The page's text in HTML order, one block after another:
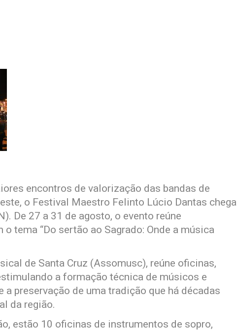
encontros de valorização das bandas de
o Festival Maestro Felinto Lúcio Dantas chega
De 27 a 31 de agosto, o evento reúne
tema “Do sertão ao Sagrado: Onde a música
de Santa Cruz (Assomusc), reúne oficinas,
a formação técnica de músicos e
a preservação de uma tradição que há décadas
da região.
estão 10 oficinas de instrumentos de sopro,